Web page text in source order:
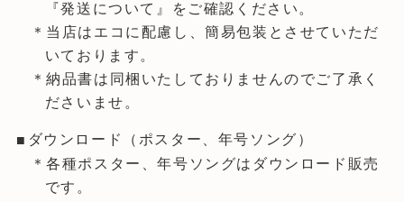
『発送について』をご確認ください。
＊当店はエコに配慮し、簡易包装とさせていただ
いております。
＊納品書は同梱いたしておりませんのでご了承く
ださいませ。
ダウンロード（ポスター、年号ソング）
＊各種ポスター、年号ソングはダウンロード販売
です。